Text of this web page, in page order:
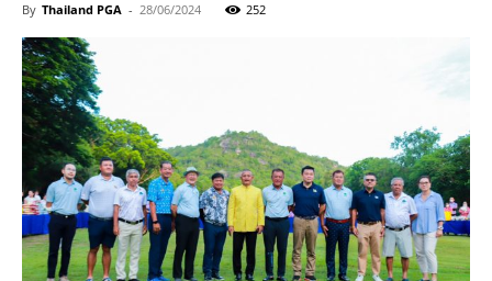
By Thailand PGA - 28/06/2024 252